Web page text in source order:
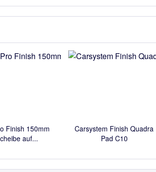
Finish 150mm
auf...
Carsystem Finish Quadra
Pad C10